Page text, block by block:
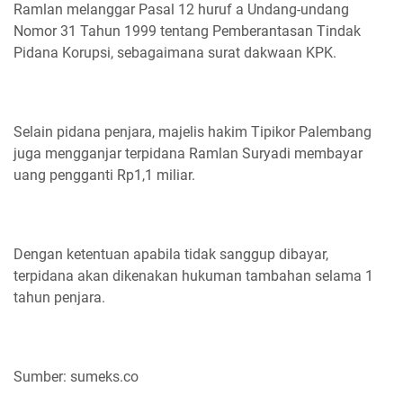
Ramlan melanggar Pasal 12 huruf a Undang-undang
Nomor 31 Tahun 1999 tentang Pemberantasan Tindak
Pidana Korupsi, sebagaimana surat dakwaan KPK.
Selain pidana penjara, majelis hakim Tipikor Palembang
juga mengganjar terpidana Ramlan Suryadi membayar
uang pengganti Rp1,1 miliar.
Dengan ketentuan apabila tidak sanggup dibayar,
terpidana akan dikenakan hukuman tambahan selama 1
tahun penjara.
Sumber: sumeks.co